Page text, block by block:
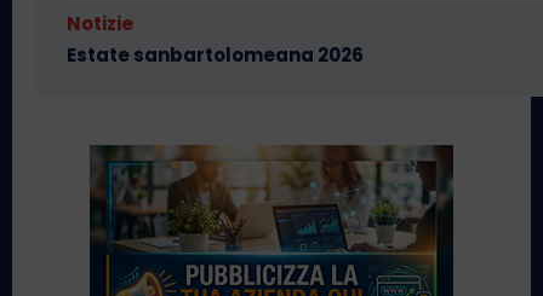
Notizie
Estate sanbartolomeana 2026